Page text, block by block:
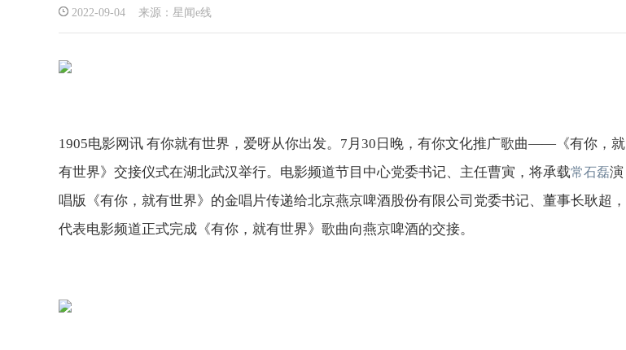
2022-09-04 来源：星闻e线
1905电影网讯 有你就有世界，爱呀从你出发。7月30日晚，有你文化推广歌曲——《有你，就
有世界》交接仪式在湖北武汉举行。电影频道节目中心党委书记、主任曹寅，将承载常石磊演
唱版《有你，就有世界》的金唱片传递给北京燕京啤酒股份有限公司党委书记、董事长耿超，
代表电影频道正式完成《有你，就有世界》歌曲向燕京啤酒的交接。